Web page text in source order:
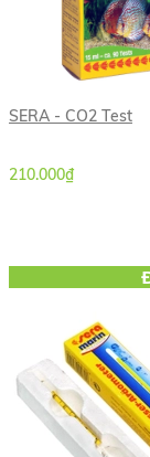
SERA - CO2 Test
210.000₫